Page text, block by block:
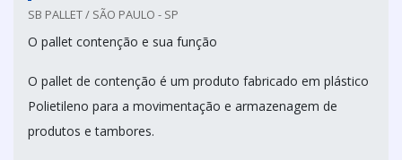
SB PALLET / SÃO PAULO - SP
O pallet contenção e sua função
O pallet de contenção é um produto fabricado em plástico
Polietileno para a movimentação e armazenagem de
produtos e tambores.